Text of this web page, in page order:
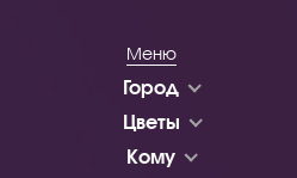
Меню
Город
Цветы
Кому